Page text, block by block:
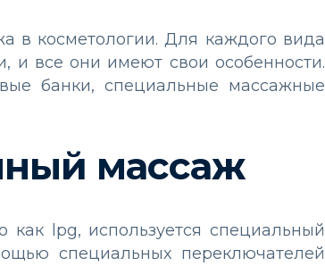
в косметологии. Для каждого вида
и все они имеют свои особенности.
банки, специальные массажные
массаж
как lpg, используется специальный
специальных переключателей